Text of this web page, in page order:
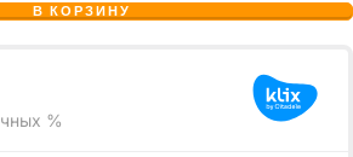
В КОРЗИНУ